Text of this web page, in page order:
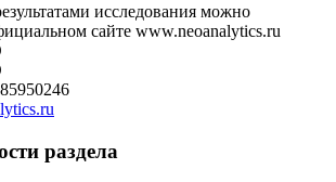
исследования можно
сайте www.neoanalytics.ru
раздела